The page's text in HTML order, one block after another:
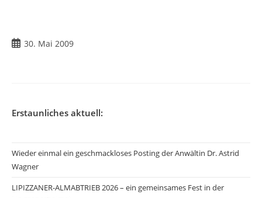
Beitrag
30. Mai 2009
Erstaunliches aktuell:
Wieder einmal ein geschmackloses Posting der Anwältin Dr. Astrid
Wagner
LIPIZZANER-ALMABTRIEB 2026 – ein gemeinsames Fest in der